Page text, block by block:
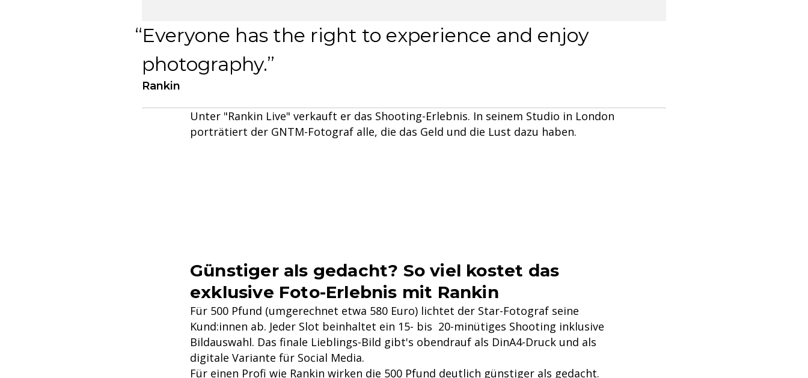
Everyone has the right to experience and enjoy
photography.
Rankin
Unter "Rankin Live" verkauft er das Shooting-Erlebnis. In seinem Studio in London
porträtiert der GNTM-Fotograf alle, die das Geld und die Lust dazu haben.
Günstiger als gedacht? So viel kostet das
exklusive Foto-Erlebnis mit Rankin
Für 500 Pfund (umgerechnet etwa 580 Euro) lichtet der Star-Fotograf seine
Kund:innen ab. Jeder Slot beinhaltet ein 15- bis 20-minütiges Shooting inklusive
Bildauswahl. Das finale Lieblings-Bild gibt's obendrauf als DinA4-Druck und als
digitale Variante für Social Media.
Für einen Profi wie Rankin wirken die 500 Pfund deutlich günstiger als gedacht.